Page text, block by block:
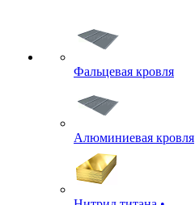
Фальцевая кровля
Алюминиевая кровля